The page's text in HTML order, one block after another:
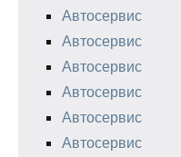
Автосервис
Автосервис
Автосервис
Автосервис
Автосервис
Автосервис